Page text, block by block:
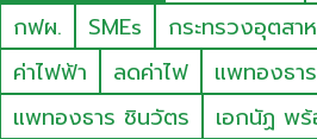
กฟผ.
SMEs กระทรวงอุตสา
ค่าไฟฟ้า
ลดค่าไฟ
แพทองธาร
แพทองธาร ชินวัตร
เอกนัฏ พ